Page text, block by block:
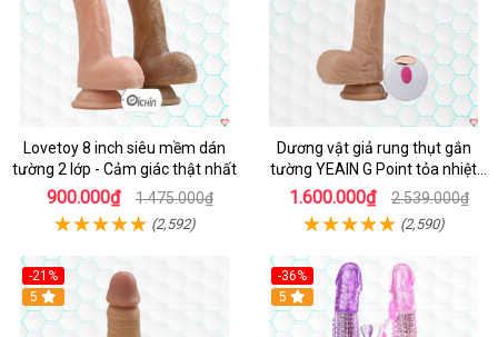
Lovetoy 8 inch siêu mềm dán
tường 2 lớp - Cảm giác thật nhất
900.000₫ 1.475.000₫
(2,592)
Dương vật giả rung thụt gắn
tường YEAIN G Point tỏa nhiệt
điều khiển từ xa
1.600.000₫ 2.539.000₫
(2,590)
-21%
Hot
5
-36%
Hot
5